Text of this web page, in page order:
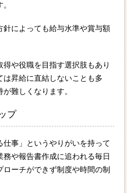
針によっても給与水準や賞与額
や役職を目指す選択肢もあり
は昇給に直結しないことも多
難しくなります。
プ
仕事」というやりがいを持って
務や報告書作成に追われる毎日
ーチができず制度や時間の制